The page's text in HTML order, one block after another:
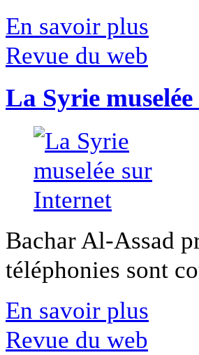
En savoir plus
Revue du web
La Syrie
Bachar Al-Assad
téléphonies sont
En savoir plus
Revue du web